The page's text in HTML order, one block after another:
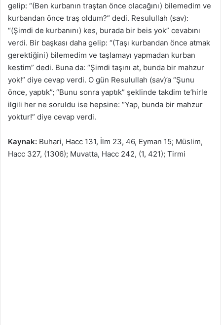
gelip: “(Ben kurbanın traştan önce olacağını) bilemedim ve
kurbandan önce traş oldum?” dedi. Resulullah (sav):
“(Şimdi de kurbanını) kes, burada bir beis yok” cevabını
verdi. Bir başkası daha gelip: “(Taşı kurbandan önce atmak
gerektiğini) bilemedim ve taşlamayı yapmadan kurban
kestim” dedi. Buna da: “Şimdi taşını at, bunda bir mahzur
yok!” diye cevap verdi. O gün Resulullah (sav)’a “Şunu
önce, yaptık”; “Bunu sonra yaptık” şeklinde takdim te’hirle
ilgili her ne soruldu ise hepsine: “Yap, bunda bir mahzur
yoktur!” diye cevap verdi.
Kaynak: Buhari, Hacc 131, İlm 23, 46, Eyman 15; Müslim,
Hacc 327, (1306); Muvatta, Hacc 242, (1, 421); Tirmi